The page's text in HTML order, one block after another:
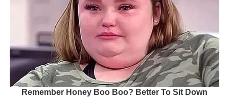
Remember Honey Boo Boo? Better To Sit Down